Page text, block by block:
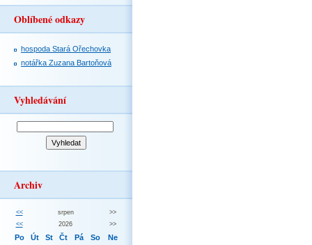
Oblíbené odkazy
hospoda Stará Ořechovka
notářka Zuzana Bartoňová
Vyhledávání
Archiv
<< srpen
>>
<<
2026 >>
Po Út St Čt Pá So Ne